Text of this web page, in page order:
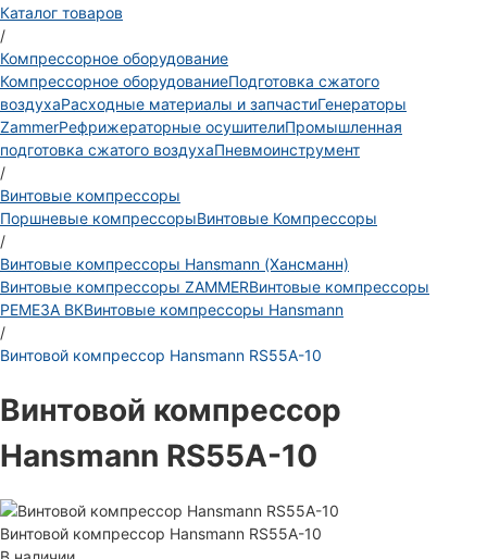
Каталог товаров
/
Компрессорное оборудование
Компрессорное оборудованиеПодготовка сжатого
воздухаРасходные материалы и запчастиГенераторы
ZammerРефрижераторные осушителиПромышленная
подготовка сжатого воздухаПневмоинструмент
/
Винтовые компрессоры
Поршневые компрессорыВинтовые Компрессоры
/
Винтовые компрессоры Hansmann (Хансманн)
Винтовые компрессоры ZAMMERВинтовые компрессоры
РЕМЕЗА ВКВинтовые компрессоры Hansmann
/
Винтовой компрессор Hansmann RS55A-10
Винтовой компрессор
Hansmann RS55A-10
Винтовой компрессор Hansmann RS55A-10